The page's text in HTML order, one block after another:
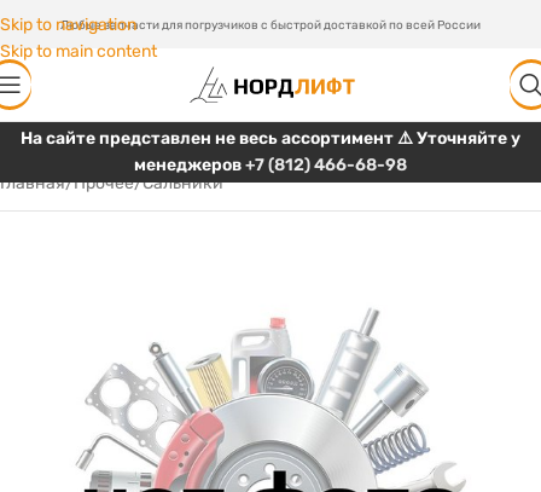
Skip to navigation
Skip to main content
Любые запчасти для погрузчиков с быстрой доставкой по всей России
На сайте представлен не весь ассортимент ⚠️ Уточняйте у
менеджеров+7 (812) 466-68-98
Главная/Прочее/Сальники